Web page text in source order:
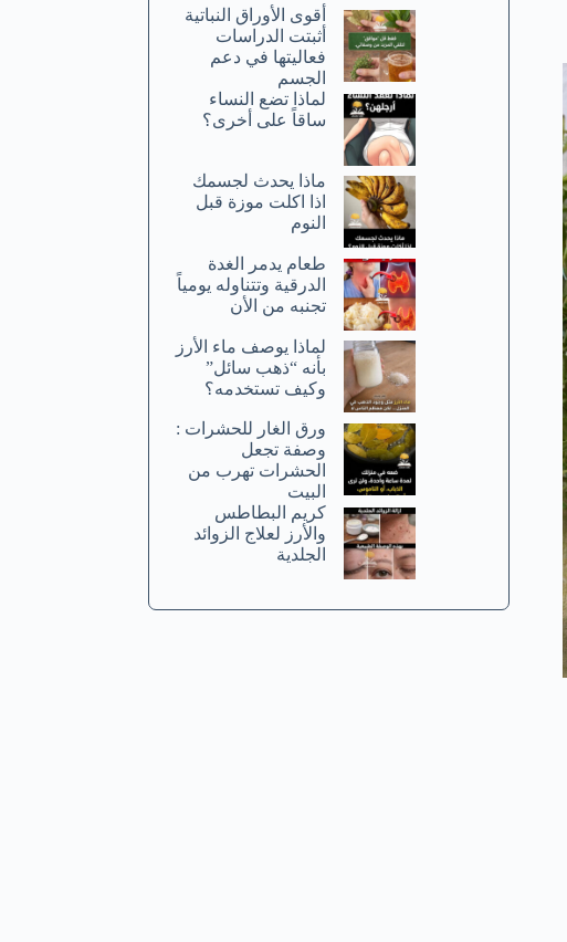
أقوى الأوراق النباتية
أثبتت الدراسات
فعاليتها في دعم
الجسم
لماذا تضع النساء
ساقاً على أخرى؟
ماذا يحدث لجسمك
اذا اكلت موزة قبل
النوم
طعام يدمر الغدة
الدرقية وتتناوله يومياً
تجنبه من الأن
لماذا يوصف ماء الأرز
بأنه “ذهب سائل”
وكيف تستخدمه؟
ورق الغار للحشرات :
وصفة تجعل
الحشرات تهرب من
البيت
كريم البطاطس
والأرز لعلاج الزوائد
الجلدية